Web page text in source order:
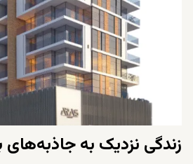
زندگی نزدیک به جاذبه‌های